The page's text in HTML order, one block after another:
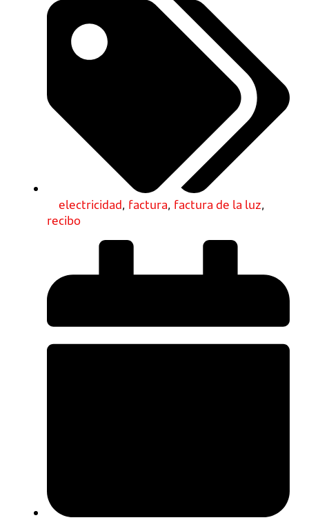
electricidad, factura, factura de la luz,
recibo